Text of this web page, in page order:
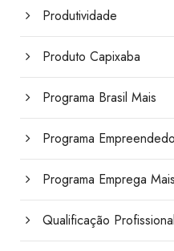
Produtividade
Produto Capixaba
Programa Brasil Mais
Programa
Programa Emprega Mais
Qualificação Profissional